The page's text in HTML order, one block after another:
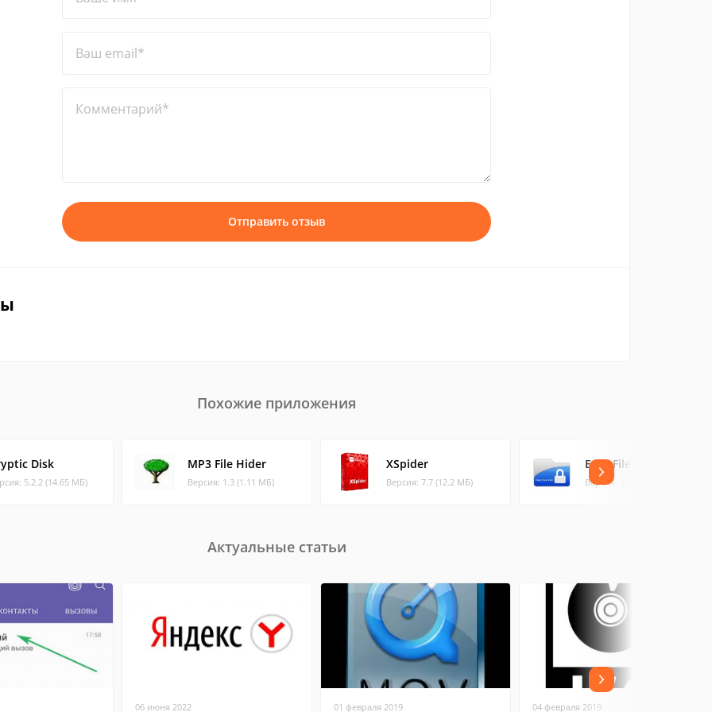
Ваш email*
Комментарий*
Отправить отзыв
Похожие приложения
Disk
5.2.2 (14.65 МБ)
MP3 File Hider
Версия: 1.3 (1.11 МБ)
XSpider
Версия: 7.7 (12.2 МБ)
Easy File Locker
Версия: 2.2 (0.4 МБ)
Актуальные статьи
06 июня 2022 01 февраля 2019 04 февраля 2019